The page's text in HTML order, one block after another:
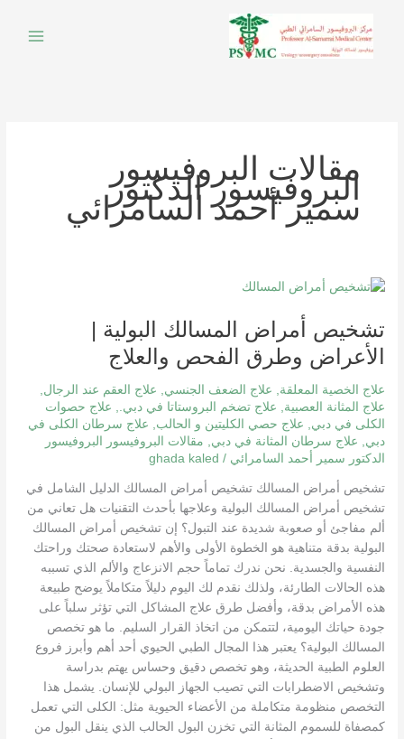
المحتوى
مقالات البروفيسور
البروفيسور الدكتور
سمير أحمد السامرائي
تشخيص أمراض المسالك البولية |
الأعراض وطرق الفحص والعلاج
علاج الخصية المعلقة علاج الضعف الجنسي علاج العقم عند الرجال
علاج المثانة العصبية
علاج تضخم البروستاتا في دبي.
علاج حصوات
الكلى في دبي
علاج حصي الكليتين و الحالب
علاج سرطان الكلى في
دبي
علاج سرطان المثانة في دبي
مقالات البروفيسور البروفيسور
الدكتور سمير أحمد السامرائي /
ghada kaled
تشخيص أمراض المسالك تشخيص أمراض المسالك الدليل الشامل في
تشخيص أمراض المسالك البولية وعلاجها بأحدث التقنيات هل تعاني من
ألم مفاجئ أو صعوبة شديدة عند التبول؟ إن تشخيص أمراض المسالك
البولية بدقة متناهية هو الخطوة الأولى والأهم لاستعادة صحتك وراحتك
النفسية والجسدية. نحن ندرك تماماً حجم الانزعاج والألم الذي تسببه
هذه الحالات الطارئة، ولذلك نقدم لك اليوم دليلاً متكاملاً يوضح طبيعة
هذه الأمراض بدقة، وأفضل طرق علاج المشاكل التي تؤثر سلباً على
جودة حياتك اليومية، لتتمكن من اتخاذ القرار السليم. ما هو تخصص
المسالك البولية؟ يعتبر هذا المجال الطبي الحيوي أحد أهم وأبرز فروع
العلوم الطبية الحديثة، وهو تخصص دقيق وحساس يهتم بدراسة
وتشخيص الاضطرابات التي تصيب الجهاز البولي للإنسان. يشمل هذا
التخصص منظومة متكاملة من الأعضاء الحيوية مثل: الكلى التي تعمل
كمصفاة للسموم المثانة التي تخزن البول الحالب الذي ينقل البول من
تشخيص
المسالك
البولية
|
الأعراض
وطرق
الفحص
والعلاج